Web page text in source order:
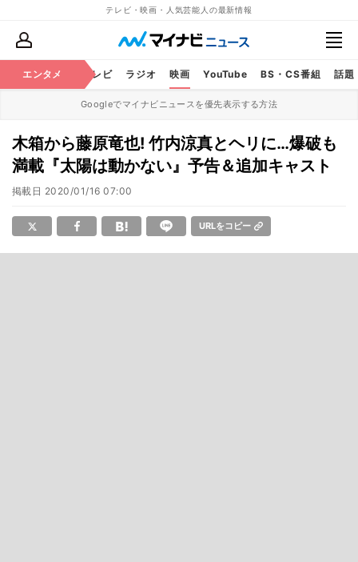
テレビ・映画・人気芸能人の最新情報
エンタメ
芸能 テレビ ラジオ 映画 YouTube BS・CS番組 話題
Googleでマイナビニュースを優先表示する方法
木箱から藤原竜也! 竹内涼真とヘリに…爆破も
満載『太陽は動かない』予告＆追加キャスト
掲載日 2020/01/16 07:00
URLをコピー